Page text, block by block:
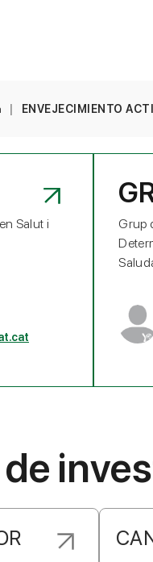
ENVEJECIMIENTO
Salut i
Grup